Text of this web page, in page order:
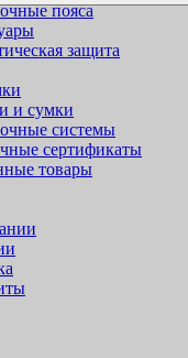
пояса
защита
и сумки
системы
сертификаты
товары